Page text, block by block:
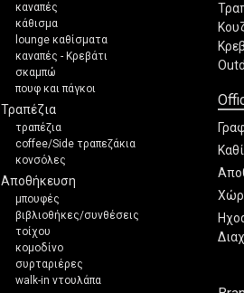
καναπές
κάθισμα
lounge καθίσματα
καναπές - Κρεβάτι
σκαμπώ
πουφ και πάγκοι
Τραπέζια
τραπέζια
coffee/Side τραπεζάκια
κονσόλες
Αποθήκευση
μπουφές
βιβλιοθήκες/συνθέσεις
τοίχου
κομοδίνο
συρταριέρες
walk-in ντουλάπα